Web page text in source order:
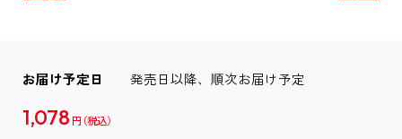
お届け予定日 発売日以降、順次お届け予定
1,078 円